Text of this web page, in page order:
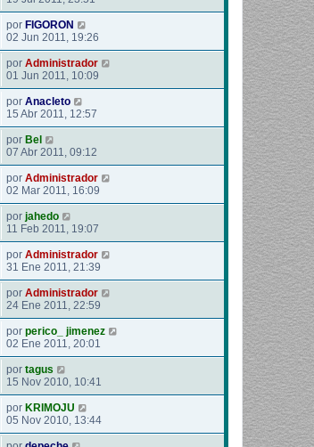
por FIGORON
02 Jun 2011, 19:26
por Administrador
01 Jun 2011, 10:09
por Anacleto
15 Abr 2011, 12:57
por Bel
07 Abr 2011, 09:12
por Administrador
02 Mar 2011, 16:09
por jahedo
11 Feb 2011, 19:07
por Administrador
31 Ene 2011, 21:39
por Administrador
24 Ene 2011, 22:59
por perico_ jimenez
02 Ene 2011, 20:01
por tagus
15 Nov 2010, 10:41
por KRIMOJU
05 Nov 2010, 13:44